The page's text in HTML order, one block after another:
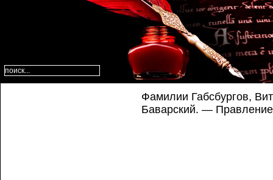
Фамилии Габсбургов,
Баварский. —